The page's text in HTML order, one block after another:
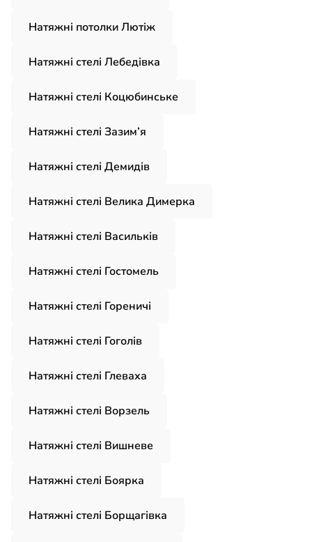
Натяжні потолки Лютіж
Натяжні стелі Лебедівка
Натяжні стелі Коцюбинське
Натяжні стелі Зазим’я
Натяжні стелі Демидів
Натяжні стелі Велика Димерка
Натяжні стелі Васильків
Натяжні стелі Гостомель
Натяжні стелі Гореничі
Натяжні стелі Гоголів
Натяжні стелі Глеваха
Натяжні стелі Ворзель
Натяжні стелі Вишневе
Натяжні стелі Боярка
Натяжні стелі Борщагівка